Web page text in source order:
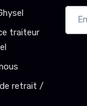
traiteur
retrait /